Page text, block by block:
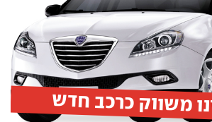
משווק כרכב חדש